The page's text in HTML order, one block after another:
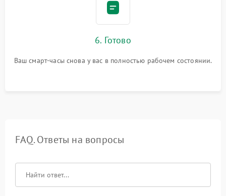
6. Готово
Ваш смарт-часы снова у вас в полностью рабочем состоянии.
FAQ. Ответы на вопросы